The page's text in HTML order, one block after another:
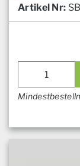
Artikel Nr: